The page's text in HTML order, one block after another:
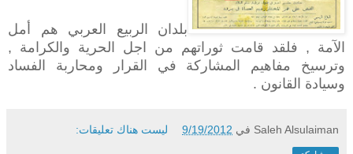
بلدان الربيع العربي هم أمل
الآمة , فلقد قامت ثوراتهم من اجل الحرية والكرامة ,
وترسيخ مفاهيم المشاركة في القرار ومحاربة الفساد
وسيادة القانون .
Saleh Alsulaiman في 9/19/2012 ليست هناك تعليقات: